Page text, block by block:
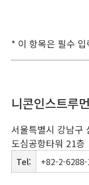
* 이 항목은 필수
니콘인스트루
서울특별시 강남구
도심공항타워 21층
Tel: +82-2-